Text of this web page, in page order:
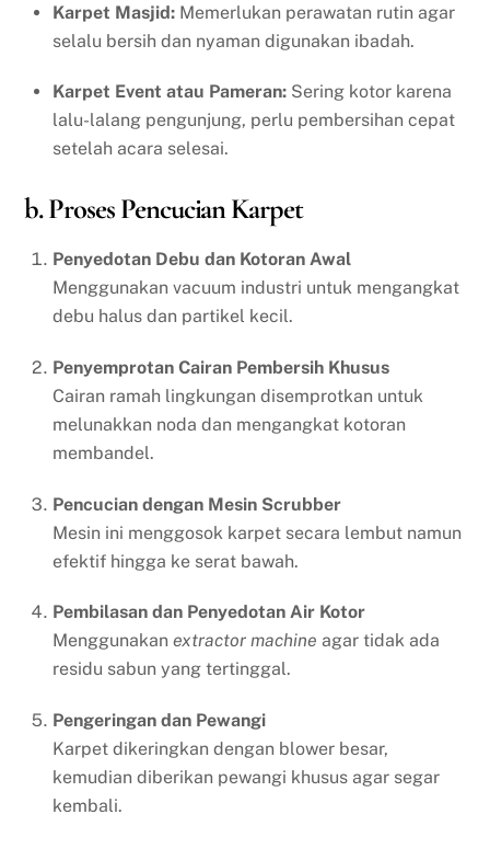
Karpet Masjid: Memerlukan perawatan rutin agar
selalu bersih dan nyaman digunakan ibadah.
Karpet Event atau Pameran: Sering kotor karena
lalu-lalang pengunjung, perlu pembersihan cepat
setelah acara selesai.
b. Proses Pencucian Karpet
Penyedotan Debu dan Kotoran Awal
Menggunakan vacuum industri untuk mengangkat
debu halus dan partikel kecil.
Penyemprotan Cairan Pembersih Khusus
Cairan ramah lingkungan disemprotkan untuk
melunakkan noda dan mengangkat kotoran
membandel.
Pencucian dengan Mesin Scrubber
Mesin ini menggosok karpet secara lembut namun
efektif hingga ke serat bawah.
Pembilasan dan Penyedotan Air Kotor
Menggunakan extractor machine agar tidak ada
residu sabun yang tertinggal.
Pengeringan dan Pewangi
Karpet dikeringkan dengan blower besar,
kemudian diberikan pewangi khusus agar segar
kembali.